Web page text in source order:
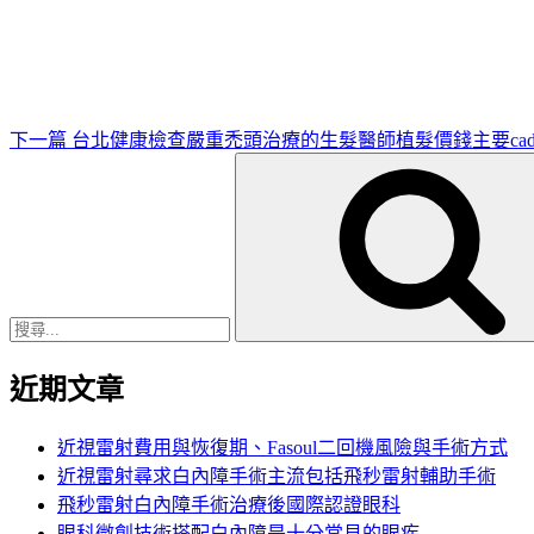
下一篇 台北健康檢查嚴重禿頭治療的生髮醫師植髮價錢主要
近期文章
近視雷射費用與恢復期、Fasoul二回機風險與手術方式
近視雷射尋求白內障手術主流包括飛秒雷射輔助手術
飛秒雷射白內障手術治療後國際認證眼科